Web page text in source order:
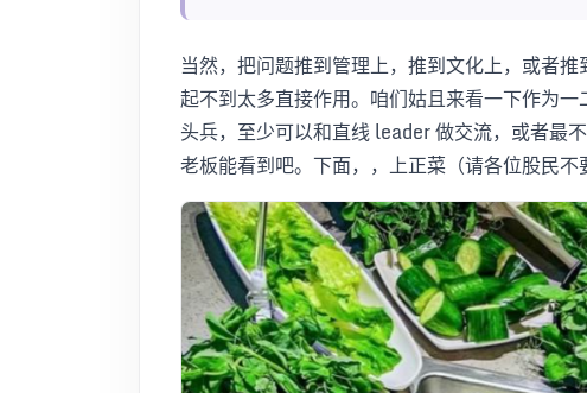
当然，把问题推到管理上，推到文化上，或者
起不到太多直接作用。咱们姑且来看一下作为
头兵，至少可以和直线 leader 做交流，或者最
老板能看到吧。下面，，上正菜（请各位股民不